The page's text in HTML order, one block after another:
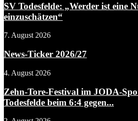
SV Todesfelde: „Werder ist eine
einzuschätzen“
7. August 2026
News-Ticker 2026/27
4. August 2026
Zehn-Tore-Festival im JODA-
Todesfelde beim 6:4 gegen...